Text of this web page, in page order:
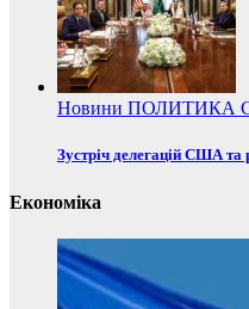
Новини ПОЛИТИКА
Зустріч делегацій США та
Економіка